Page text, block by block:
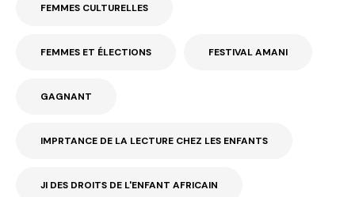
FEMMES CULTURELLES
FEMMES ET ÉLECTIONS FESTIVAL AMANI
GAGNANT
IMPRTANCE DE LA LECTURE CHEZ LES ENFANTS
JI DES DROITS DE L'ENFANT AFRICAIN